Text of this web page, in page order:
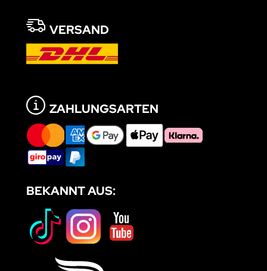
VERSAND
ZAHLUNGSARTEN
BEKANNT AUS: